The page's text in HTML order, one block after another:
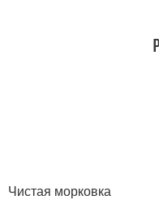
Чистая морковка